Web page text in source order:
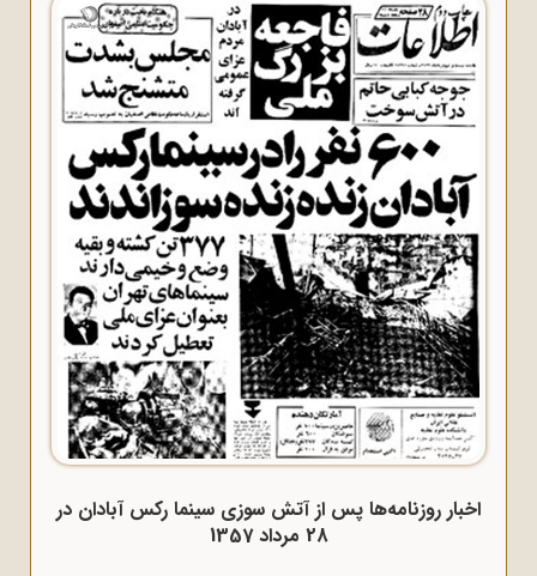
اخبار روزنامه‌ها پس از آتش سوزی سینما رکس آبادان در
28 مرداد 1357